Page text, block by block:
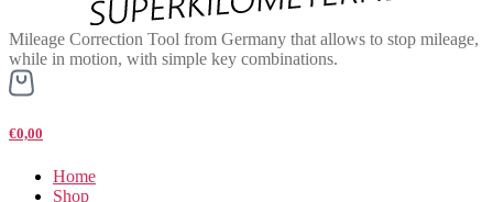
Mileage Correction Tool from Germany that allows to stop mileage,
while in motion, with simple key combinations.
€0,00
Home
Shop